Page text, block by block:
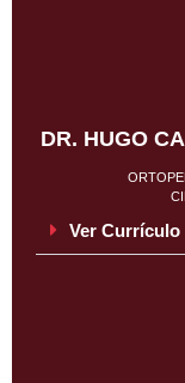
DR. HUGO
Ver Currículo